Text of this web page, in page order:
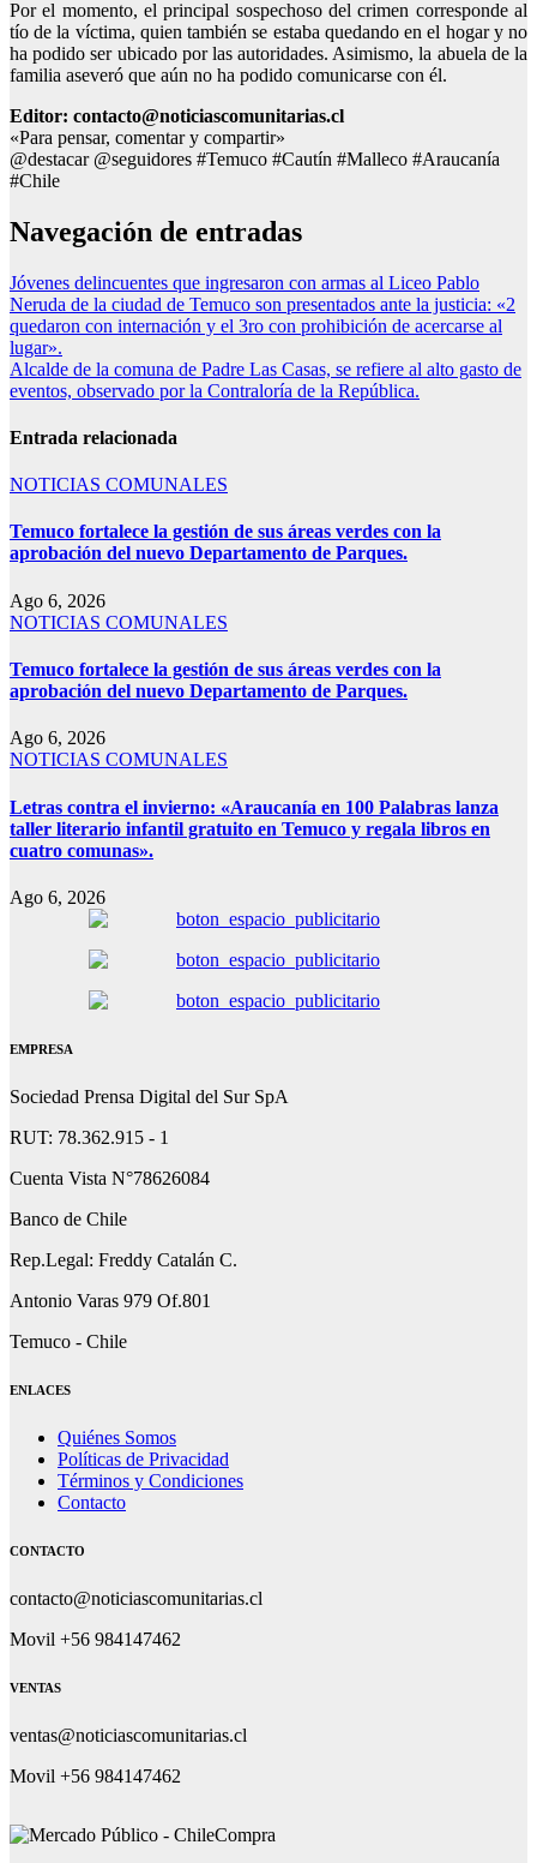
Por el momento, el principal sospechoso del crimen corresponde al
tío de la víctima, quien también se estaba quedando en el hogar y no
ha podido ser ubicado por las autoridades. Asimismo, la abuela de la
familia aseveró que aún no ha podido comunicarse con él.
Editor: contacto@noticiascomunitarias.cl
«Para pensar, comentar y compartir»
@destacar @seguidores #Temuco #Cautín #Malleco #Araucanía
#Chile
Navegación de entradas
Jóvenes delincuentes que ingresaron con armas al Liceo Pablo
Neruda de la ciudad de Temuco son presentados ante la justicia: «2
quedaron con internación y el 3ro con prohibición de acercarse al
lugar».
Alcalde de la comuna de Padre Las Casas, se refiere al alto gasto de
eventos, observado por la Contraloría de la República.
Entrada relacionada
NOTICIAS COMUNALES
Temuco fortalece la gestión de sus áreas verdes con la
aprobación del nuevo Departamento de Parques.
Ago 6, 2026
NOTICIAS COMUNALES
Temuco fortalece la gestión de sus áreas verdes con la
aprobación del nuevo Departamento de Parques.
Ago 6, 2026
NOTICIAS COMUNALES
Letras contra el invierno: «Araucanía en 100 Palabras lanza
taller literario infantil gratuito en Temuco y regala libros en
cuatro comunas».
Ago 6, 2026
EMPRESA
Sociedad Prensa Digital del Sur SpA
RUT: 78.362.915 - 1
Cuenta Vista N°78626084
Banco de Chile
Rep.Legal: Freddy Catalán C.
Antonio Varas 979 Of.801
Temuco - Chile
ENLACES
Quiénes Somos
Políticas de Privacidad
Términos y Condiciones
Contacto
CONTACTO
contacto@noticiascomunitarias.cl
Movil +56 984147462
VENTAS
ventas@noticiascomunitarias.cl
Movil +56 984147462